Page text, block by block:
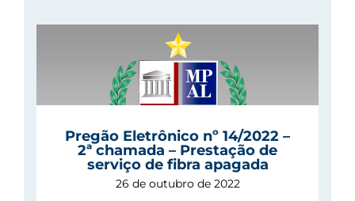
Pregão Eletrônico nº 14/2022 –
2ª chamada – Prestação de
serviço de fibra apagada
26 de outubro de 2022